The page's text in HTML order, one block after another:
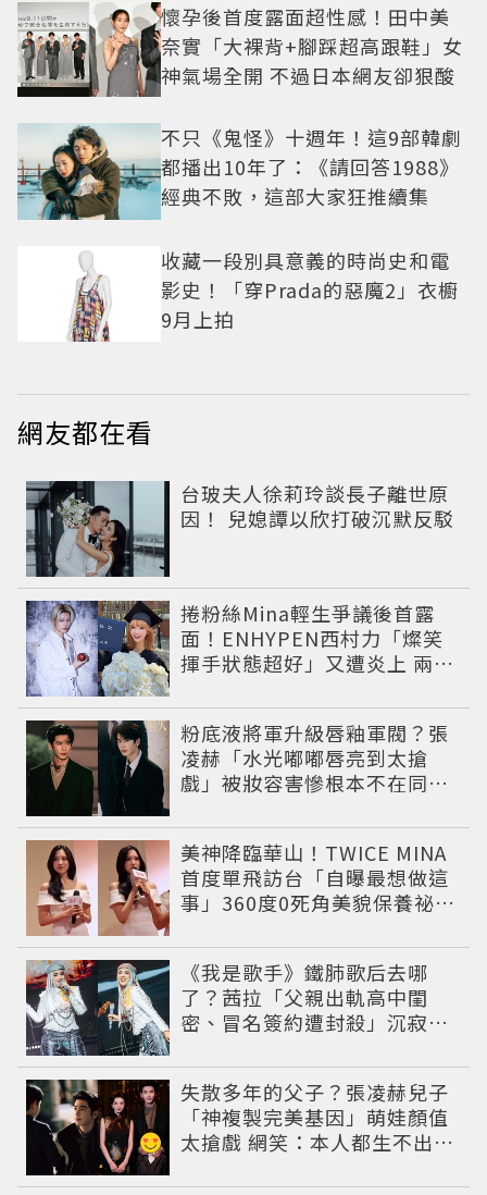
懷孕後首度露面超性感！田中美
奈實「大裸背+腳踩超高跟鞋」女
神氣場全開 不過日本網友卻狠酸
不只《鬼怪》十週年！這9部韓劇
都播出10年了：《請回答1988》
經典不敗，這部大家狂推續集
收藏一段別具意義的時尚史和電
影史！「穿Prada的惡魔2」衣櫥
9月上拍
網友都在看
台玻夫人徐莉玲談長子離世原
因！ 兒媳譚以欣打破沉默反駁
捲粉絲Mina輕生爭議後首露
面！ENHYPEN西村力「燦笑
揮手狀態超好」又遭炎上 兩派
粉底液將軍升級唇釉軍閥？張
凌赫「水光嘟嘟唇亮到太搶
戲」被妝容害慘根本不在同一
美神降臨華山！TWICE MINA
首度單飛訪台「自曝最想做這
事」360度0死角美貌保養祕訣
《我是歌手》鐵肺歌后去哪
了？茜拉「父親出軌高中閨
密、冒名簽約遭封殺」沉寂12
失散多年的父子？張凌赫兒子
「神複製完美基因」萌娃顏值
太搶戲 網笑：本人都生不出這